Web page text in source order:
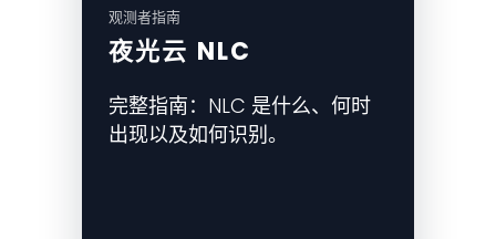
观测者指南
夜光云 NLC
完整指南：NLC 是什么、何时
出现以及如何识别。